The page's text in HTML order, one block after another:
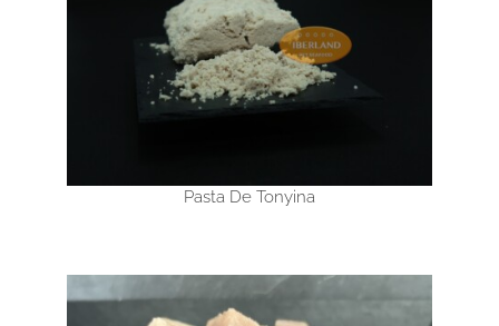
Pasta De Tonyina